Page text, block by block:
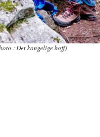
: Det kongelige hoff)